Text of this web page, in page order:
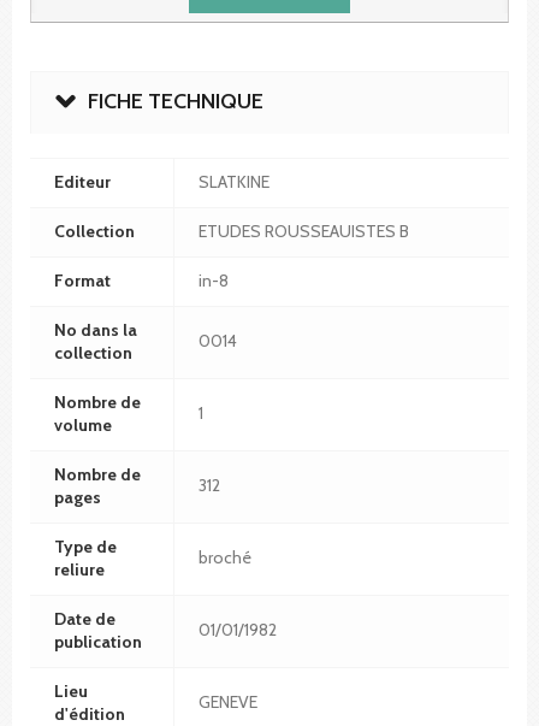
FICHE TECHNIQUE
Editeur SLATKINE
Collection ETUDES ROUSSEAUISTES B
Format in-8
No dans la
collection
0014
Nombre de
volume
1
Nombre de
pages
312
Type de
reliure
broché
Date de
publication
01/01/1982
Lieu
d'édition
GENEVE